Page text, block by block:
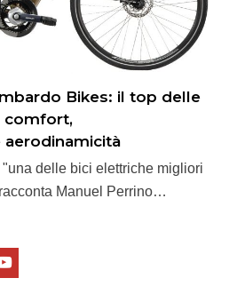
Bikes: il top delle
comfort,
delle bici elettriche migliori
Manuel Perrino…
Youtube